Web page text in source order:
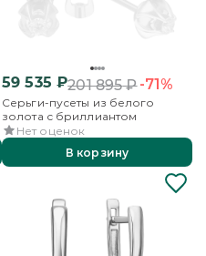
59 535 ₽201 895₽-71%
Серьги-пусеты из белого
золота с бриллиантом
Нет оценок
В корзину